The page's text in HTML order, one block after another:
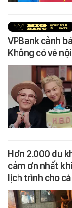
VPBank cảnh
Không có vé
Hơn 2.000 du
cảm ơn nhất
lịch trình cho